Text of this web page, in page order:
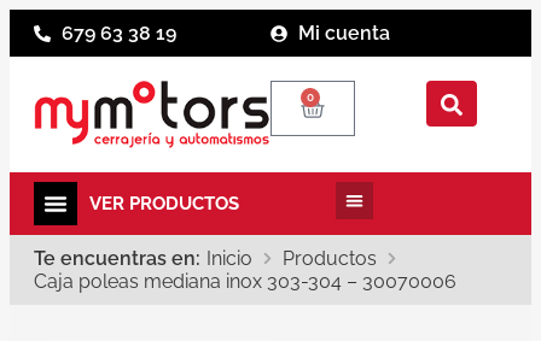
679 63 38 19 Mi cuenta
0
Te encuentras en: Inicio
Productos
Caja poleas mediana inox 303-304 – 30070006